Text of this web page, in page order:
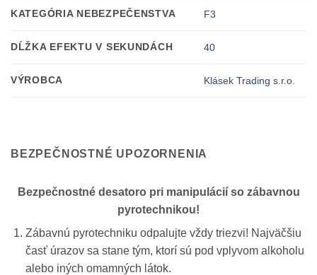
KATEGÓRIA NEBEZPEČENSTVA F3
DĹŽKA EFEKTU V SEKUNDÁCH 40
VÝROBCA Klásek Trading s.r.o.
BEZPEČNOSTNÉ UPOZORNENIA
Bezpečnostné desatoro pri manipulácií so zábavnou
pyrotechnikou!
Zábavnú pyrotechniku odpalujte vždy triezvi! Najväčšiu
časť úrazov sa stane tým, ktorí sú pod vplyvom alkoholu
alebo iných omamných látok.